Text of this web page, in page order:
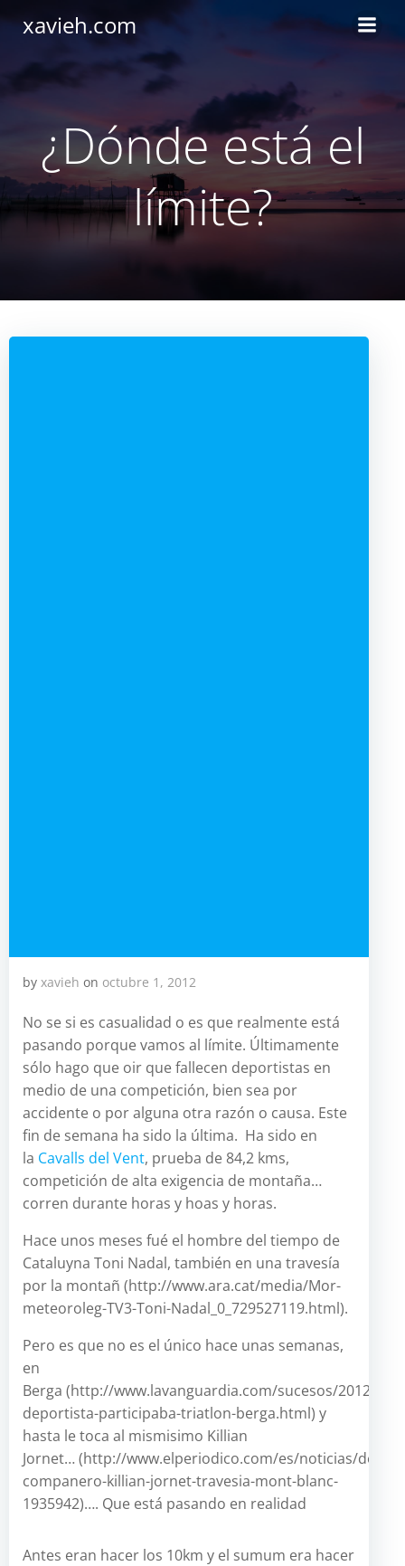
xavieh.com
¿Dónde está el
límite?
by xavieh on octubre 1, 2012
No se si es casualidad o es que realmente está
pasando porque vamos al límite. Últimamente
sólo hago que oir que fallecen deportistas en
medio de una competición, bien sea por
accidente o por alguna otra razón o causa. Este
fin de semana ha sido la última. Ha sido en
la Cavalls del Vent, prueba de 84,2 kms,
competición de alta exigencia de montaña…
corren durante horas y hoas y horas.
Hace unos meses fué el hombre del tiempo de
Cataluyna Toni Nadal, también en una travesía
por la montañ (http://www.ara.cat/media/Mor-
meteoroleg-TV3-Toni-Nadal_0_729527119.html).
Pero es que no es el único hace unas semanas,
en
Berga (http://www.lavanguardia.com/sucesos/
deportista-participaba-triatlon-berga.html) y
hasta le toca al mismisimo Killian
Jornet… (http://www.elperiodico.com/es/noticias/
companero-killian-jornet-travesia-mont-blanc-
1935942)…. Que está pasando en realidad
Antes eran hacer los 10km y el sumum era hacer